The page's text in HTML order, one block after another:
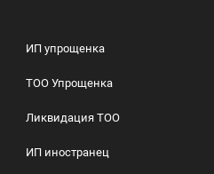
ИП упрощенка
ТОО Упрощенка
Ликвидация ТОО
ИП иностранец